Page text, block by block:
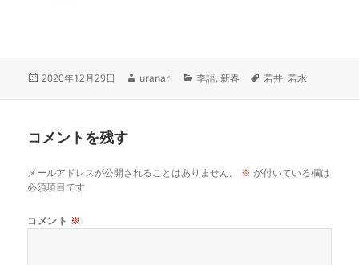
投
2020年12月29日
作
uranari
カ
季語, 新春
タ
若井,若水
コメントを残す
メールアドレスが公開されることはありません。 ※ が付いている欄は
必須項目です
コメント ※